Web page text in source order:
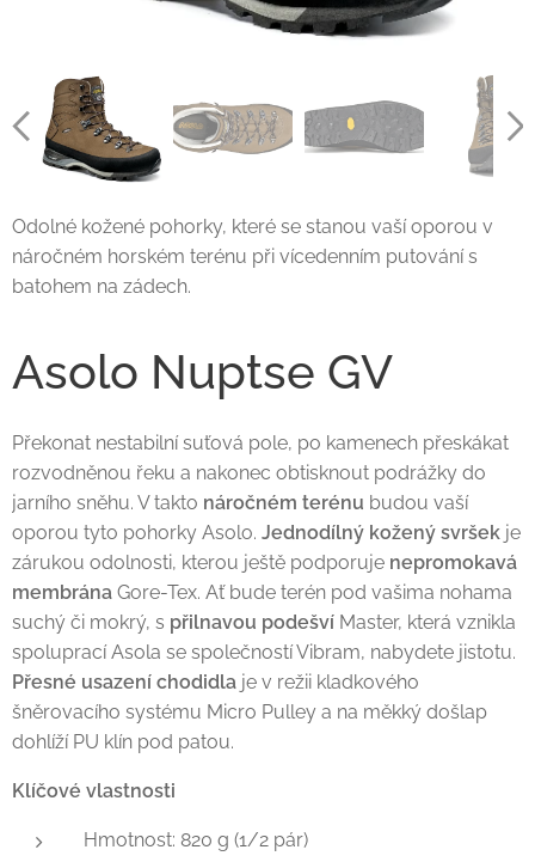
Odolné kožené pohorky, které se stanou vaší oporou v
náročném horském terénu při vícedenním putování s
batohem na zádech.
Asolo Nuptse GV
Překonat nestabilní suťová pole, po kamenech přeskákat
rozvodněnou řeku a nakonec obtisknout podrážky do
jarního sněhu. V takto náročném terénu budou vaší
oporou tyto pohorky Asolo. Jednodílný kožený svršek je
zárukou odolnosti, kterou ještě podporuje nepromokavá
membrána Gore-Tex. Ať bude terén pod vašima nohama
suchý či mokrý, s přilnavou podešví Master, která vznikla
spoluprací Asola se společností Vibram, nabydete jistotu.
Přesné usazení chodidla je v režii kladkového
šněrovacího systému Micro Pulley a na měkký došlap
dohlíží PU klín pod patou.
Klíčové vlastnosti
Hmotnost: 820 g (1/2 pár)